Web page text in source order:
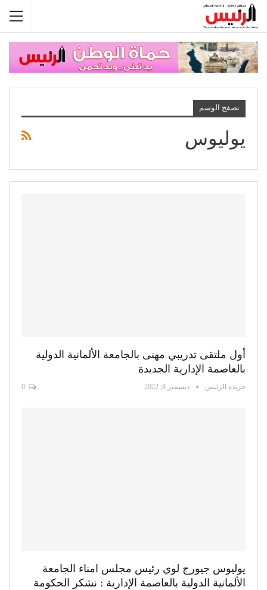
تصفح الوسم
يوليوس
أول ملتقى تدريبي مهنى بالجامعة الألمانية الدولية
بالعاصمة الإدارية الجديدة
جريدة الرئيس ديسمبر 8, 2022
يوليوس جيورج لوي رئيس مجلس امناء الجامعة
الألمانية الدولية بالعاصمة الإدارية : نشكر الحكومة